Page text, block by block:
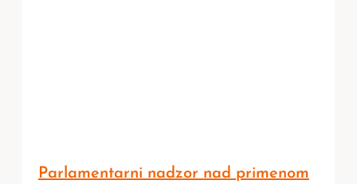
Parlamentarni nadzor nad primenom